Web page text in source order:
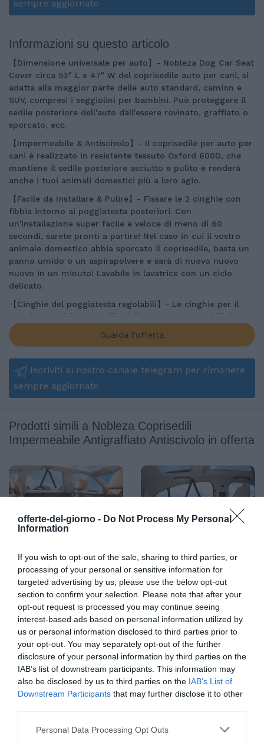
offerte-del-giorno - Do Not Process My Personal
Information
If you wish to opt-out of the sale, sharing to third parties, or
processing of your personal or sensitive information for
targeted advertising by us, please use the below opt-out
section to confirm your selection. Please note that after your
opt-out request is processed you may continue seeing
interest-based ads based on personal information utilized by
us or personal information disclosed to third parties prior to
your opt-out. You may separately opt-out of the further
disclosure of your personal information by third parties on the
IAB’s list of downstream participants. This information may
also be disclosed by us to third parties on the IAB’s List of
Downstream Participants that may further disclose it to other
Please note that this website/app uses one or more Google
Personal Data Processing Opt Outs
sempre aggiornato
Informazioni su questo articolo
【Dimensione universale per auto】- Nobleza Dog Car Seat
Cover circa 53" L x 47" W del coprisedile auto per cani, si
adatta alla maggior parte delle auto standard, camion e
SUV, compresi i seggiolini per bambini. Può proteggere il
sedile posteriore dell'auto dall'essere rovinato, graffiato o
sporcato, ecc.
【Impermeabile & Antiscivolo】- Il coprisedile per auto per
cani è realizzato in resistente tessuto Oxford 600D, che
mantiene il sedile posteriore asciutto e pulito e renderà
anche i tuoi animali domestici più a loro agio.
【Facile da Installare & Pulire】- Fissare le 2 cinghie con
fibbia intorno ai poggiatesta posteriori. Con
un'installazione super facile e veloce di meno di 60
secondi, sarete pronti a partire! Nel caso in cui il vostro
animale domestico abbia sporcato il coprisedile, basta un
panno umido o un aspirapolvere e sarà di nuovo nuovo
nuovo in un minuto! Lavabile in lavatrice con un ciclo
delicato.
【Cinghie del poggiatesta regolabili】- Le cinghie per il
poggiatesta del coprisedile dell'auto sono regolabili, è
possibile stringerle o allentarle come necessario. Allo
stesso tempo, 2 ancore del sedile faranno in modo che il
antiscivolo farà in modo che il vostro animale domestico
non scivolerà mai.
【Perfetto per cani e bambini】- Il nostro coprisedile per
la vostra tappezzeria interna lontano da graffi di cane,
pelliccia e urina. E il coprisedile auto per animali domestici
è anche può essere utilizzato per i bambini che
condividi il tuo tempo con i tuoi animali domestici e
bambini a proprio agio.
Guarda l'offerta
Iscriviti al nostro canale telegram per rimanere
sempre aggiornato
Prodotti simili a Nobleza Coprisedili
Impermeabile Antigraffiato Antiscivolo in offerta
Prodotti per animali domestici
Trasportini e accessori da viaggio
Accessori da viaggio |Fodere per sedili
in offerta 55,09€
Lamicall Coprisedile per Auto
per Cani, Telo Auto per Cani -
[Migliore Antistrappi]
Impermeabile Antiscivolo e
Antigraffio, con Finestra
Visibile, Lavabile in Lavatrice,
per SUV e Piccoli Furgoni, L
Prodotti per animali domestici
Trasportini e accessori da viaggio
Accessori da viaggio |Fodere per sedili
in offerta 58,89€
Coprisedile Auto per Cani con
Pannello di Fibra Rigido- Più
spazio, Grigio | Telo Auto Per
Cani, Impermeabile, Per Auto
Durevole, Telo Auto Per Cani
Usato in Tutte le Auto